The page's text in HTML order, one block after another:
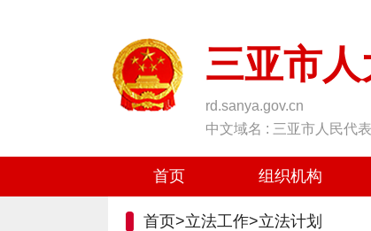
三亚市人
rd.sanya.gov.cn
中文域名 : 三亚市人民代
首页 组织机构
首页>立法工作>立法计划